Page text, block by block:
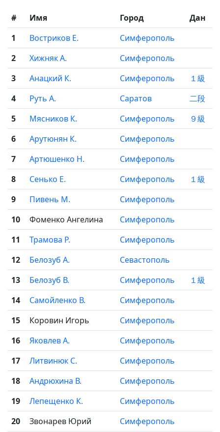
# Имя Город
Дан
1
Востриков Е.
Симферополь
2
Хижняк А.
Симферополь
3
Анацкий К. Симферополь
１級
4
Руть А. Саратов
二段
5
Мясников К. Симферополь
９級
6
Арутюнян К.
Симферополь
7
Артюшенко Н.
Симферополь
8
Сенько Е. Симферополь
１級
9
Пивень М.
Симферополь
10
Фоменко Ангелина
Симферополь
11
Трамова Р.
Симферополь
12
Белозуб А.
Севастополь
13
Белозуб В. Симферополь
１級
14
Самойленко В.
Симферополь
15
Коровин Игорь
Симферополь
16
Яковлев А.
Симферополь
17
Литвинюк С.
Симферополь
18
Андрюхина В.
Симферополь
19
Лепещенко К.
Симферополь
20
Звонарев Юрий Симферополь